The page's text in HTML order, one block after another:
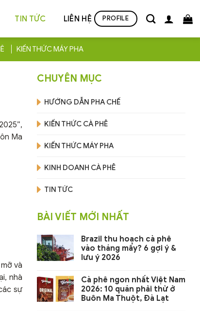
TIN TỨC LIÊN HỆ PROFILE
KIẾN THỨC MÁY PHA
Ma
và
nhà
sự
CHUYÊN MỤC
HƯỚNG DẪN PHA CHẾ
KIẾN THỨC CÀ PHÊ
KIẾN THỨC MÁY PHA
KINH DOANH CÀ PHÊ
TIN TỨC
BÀI VIẾT MỚI NHẤT
Brazil thu hoạch cà phê
vào tháng mấy? 6 gợi ý &
lưu ý 2026
Cà phê ngon nhất Việt Nam
2026: 10 quán phải thử ở
Buôn Ma Thuột, Đà Lạt